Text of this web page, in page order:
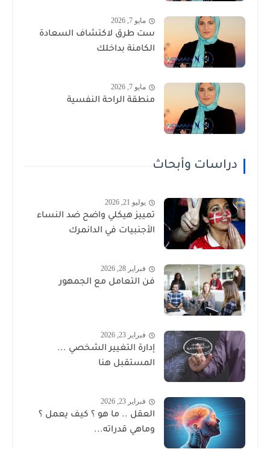
مايو 7, 2026
ست طرق لاكتشاف السعادة
الكامنة بداخلك
مايو 7, 2026
منطقة الراحة النفسية
دراسات وأبحاث
يوليو 21, 2026
تمييز هيكلي واضح ضد النساء
الأجنبيات في الدانمرك
فبراير 28, 2026
فن التعامل مع الجمهور
فبراير 23, 2026
إدارة التغيير الشخصي ...
المستقبل هنا
فبراير 23, 2026
العقل .. ما هو ؟ كيف يعمل ؟
وماهي قدراته...